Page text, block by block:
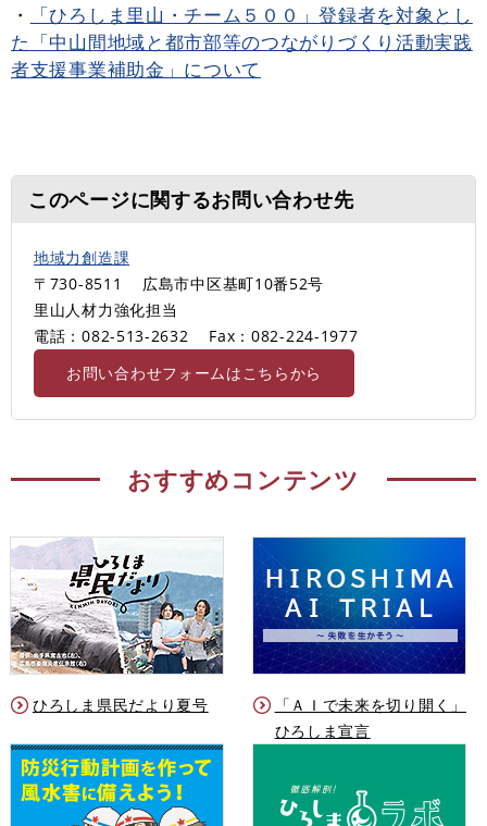
・
「ひろしま里山・チーム５００」登録者を対象とし
た「中山間地域と都市部等のつながりづくり活動実践
者支援事業補助金」について
このページに関するお問い合わせ先
地域力創造課
〒730-8511
広島市中区基町10番52号
里山人材力強化担当
電話：082-513-2632
Fax：082-224-1977
お問い合わせフォームはこちらから
おすすめコンテンツ
ひろしま県民だより夏号
「ＡＩで未来を切り開く」
ひろしま宣言